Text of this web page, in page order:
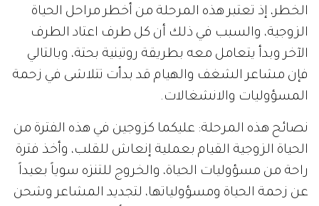
الخطر، إذ تعتبر هذه المرحلة من أخطر مراحل الحياة
الزوجية، والسبب في ذلك أن كل طرف اعتاد الطرف
الآخر وبدأ يتعامل معه بطريقة روتينية بحتة، وبالتالي
فإن مشاعر الشغف والهيام قد بدأت تتلاشى في زحمة
المسؤوليات والانشغالات.
نصائح هذه المرحلة: عليكما كزوجين في هذه الفترة من
الحياة الزوجية القيام بعملية إنعاش للقلب، وأخذ فترة
راحة من مسؤوليات الحياة، والخروج للتنزه سوياً بعيداً
عن زحمة الحياة ومسؤولياتها، لتجديد المشاعر وشحن